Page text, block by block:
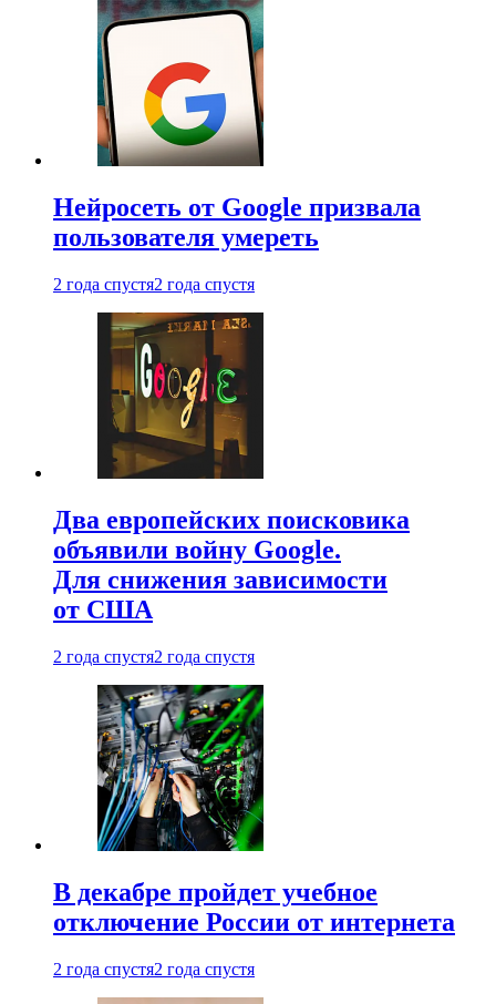
Нейросеть от Google призвала
пользователя умереть
2 года спустя2 года спустя
Два европейских поисковика
объявили войну Google.
Для снижения зависимости
от США
2 года спустя2 года спустя
В декабре пройдет учебное
отключение России от интернета
2 года спустя2 года спустя